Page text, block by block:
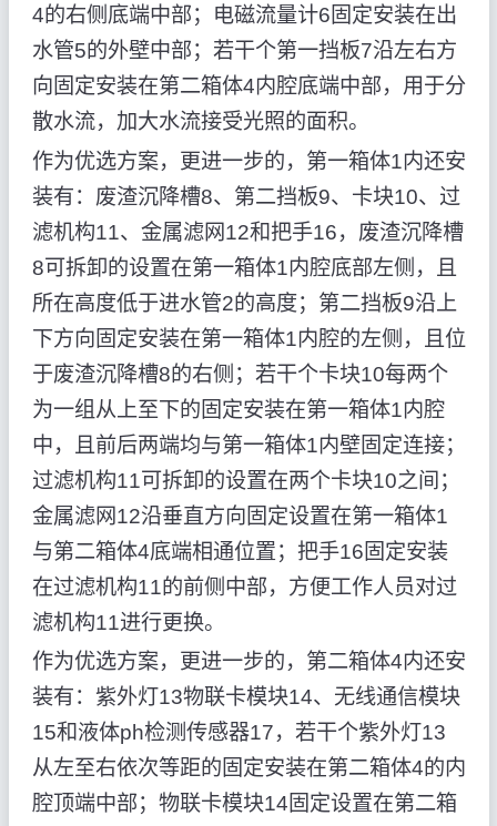
4的右侧底端中部；电磁流量计6固定安装在出
水管5的外壁中部；若干个第一挡板7沿左右方
向固定安装在第二箱体4内腔底端中部，用于分
散水流，加大水流接受光照的面积。
作为优选方案，更进一步的，第一箱体1内还安
装有：废渣沉降槽8、第二挡板9、卡块10、过
滤机构11、金属滤网12和把手16，废渣沉降槽
8可拆卸的设置在第一箱体1内腔底部左侧，且
所在高度低于进水管2的高度；第二挡板9沿上
下方向固定安装在第一箱体1内腔的左侧，且位
于废渣沉降槽8的右侧；若干个卡块10每两个
为一组从上至下的固定安装在第一箱体1内腔
中，且前后两端均与第一箱体1内壁固定连接；
过滤机构11可拆卸的设置在两个卡块10之间；
金属滤网12沿垂直方向固定设置在第一箱体1
与第二箱体4底端相通位置；把手16固定安装
在过滤机构11的前侧中部，方便工作人员对过
滤机构11进行更换。
作为优选方案，更进一步的，第二箱体4内还安
装有：紫外灯13物联卡模块14、无线通信模块
15和液体ph检测传感器17，若干个紫外灯13
从左至右依次等距的固定安装在第二箱体4的内
腔顶端中部；物联卡模块14固定设置在第二箱